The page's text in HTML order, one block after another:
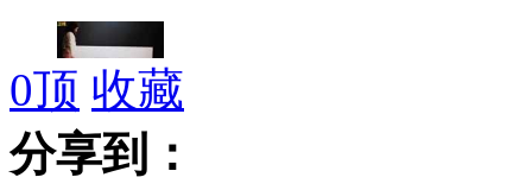
懒人福音 智能床让您告别床铺整理
0顶 收藏
分享到：